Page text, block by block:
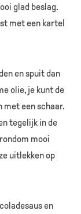
glad beslag.
met een kartel
en spuit dan
olie, je kunt de
met een schaar.
tegelijk in de
mooi
uitlekken op
en